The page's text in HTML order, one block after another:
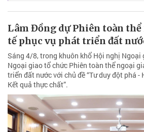
Lâm Đồng dự Phiên toàn
tế phục vụ phát triển đất
Sáng 4/8, trong khuôn khổ Hội nghị Ngoại
Ngoại giao tổ chức Phiên toàn thể ngoại
triển đất nước với chủ đề “Tư duy đột phá -
Kết quả thực chất”.